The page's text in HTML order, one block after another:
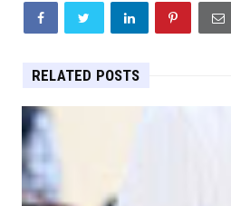
RELATED POSTS